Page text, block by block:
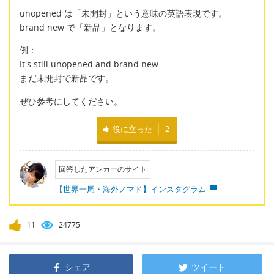
unopened は「未開封」という意味の英語表現です。
brand new で「新品」となります。
例：
It's still unopened and brand new.
まだ未開封で新品です。
ぜひ参考にしてください。
役に立った 2
回答したアンカーのサイト
【世界一周・海外ノマド】インスタグラム
11 24775
シェア ツイート